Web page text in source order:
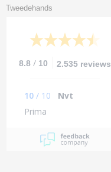
Tweedehands
8.8 / 10 2.535 reviews
10 / 10
Nvt
Prima